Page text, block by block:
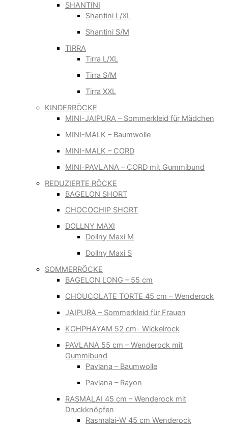
SHANTINI
Shantini L/XL
Shantini S/M
TIRRA
Tirra L/XL
Tirra S/M
Tirra XXL
KINDERRÖCKE
MINI-JAIPURA – Sommerkleid für Mädchen
MINI-MALK – Baumwolle
MINI-MALK – CORD
MINI-PAVLANA – CORD mit Gummibund
REDUZIERTE RÖCKE
BAGELON SHORT
CHOCOCHIP SHORT
DOLLNY MAXI
Dollny Maxi M
Dollny Maxi S
SOMMERRÖCKE
BAGELON LONG – 55 cm
CHOUCOLATE TORTE 45 cm – Wenderock
JAIPURA – Sommerkleid für Frauen
KOHPHAYAM 52 cm- Wickelrock
PAVLANA 55 cm – Wenderock mit
Gummibund
Pavlana – Baumwolle
Pavlana – Rayon
RASMALAI 45 cm – Wenderock mit
Druckknöpfen
Rasmalai-W 45 cm Wenderock